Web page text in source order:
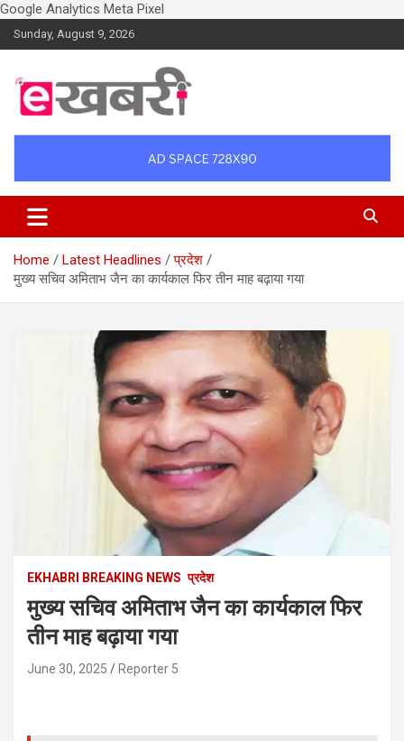
Google Analytics Meta Pixel
Skip
to
Sunday, August 9, 2026
Ekhabri.com
Home Latest Headlines
प्रदेश
मुख्य सचिव अमिताभ जैन का कार्यकाल फिर तीन माह बढ़ाया गया
EKHABRI BREAKING NEWS प्रदेश
मुख्य सचिव अमिताभ जैन का कार्यकाल फिर
तीन माह बढ़ाया गया
June 30, 2025 Reporter 5